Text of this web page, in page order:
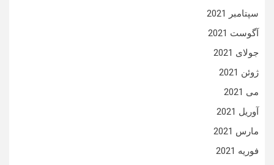
سپتامبر 2021
آگوست 2021
جولای 2021
ژوئن 2021
می 2021
آوریل 2021
مارس 2021
فوریه 2021